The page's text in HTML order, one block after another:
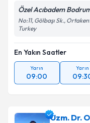
Özel Acıbadem
No:11, Gölbaşı Sk.,
Turkey
En Yakın Saatler
Yarın
09:00
Yarın
Uzm. Dr.